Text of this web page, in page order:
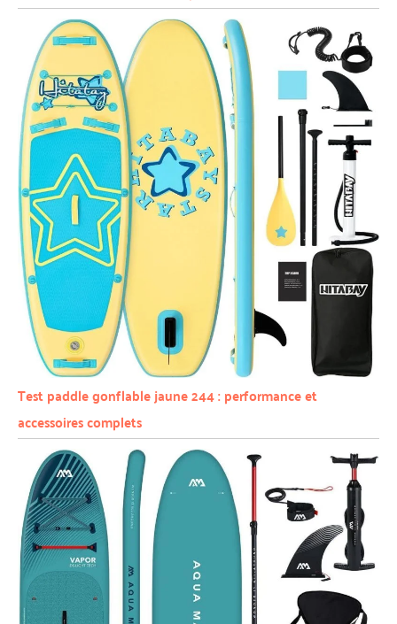
Test paddle gonflable jaune 244 : performance et
accessoires complets